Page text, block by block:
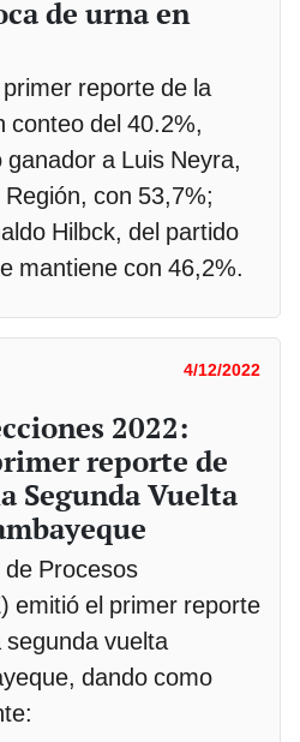
de urna en
reporte de la
conteo del 40.2%,
a Luis Neyra,
con 53,7%;
Hilbck, del partido
mantiene con 46,2%.
4/12/2022
2022:
reporte de
Segunda Vuelta
Procesos
emitió el primer reporte
vuelta
dando como